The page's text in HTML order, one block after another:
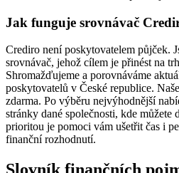
Jak funguje srovnávač
Crediro není poskytovatelem půjček.
srovnávač, jehož cílem je přinést na
Shromažďujeme a porovnáváme
poskytovatelů v České republice.
zdarma. Po výběru nejvýhodnější
stránky dané společnosti, kde můžete
prioritou je pomoci vám ušetřit čas i
finanční rozhodnutí.